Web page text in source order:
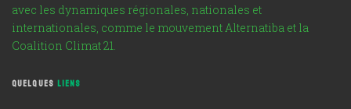
avec les dynamiques régionales, nationales et
internationales, comme le mouvement Alternatiba et la
Coalition Climat 21.
QUELQUES LIENS